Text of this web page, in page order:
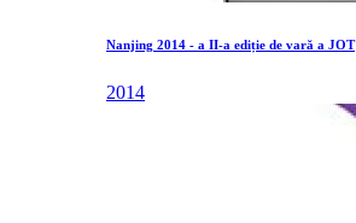
Nanjing 2014 - a II-a ediție de vară a JOT
2014